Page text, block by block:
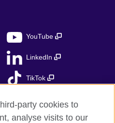
YouTube
LinkedIn
TikTok
party cookies to
analyse visits to our